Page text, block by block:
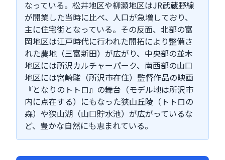
なっている。松井地区や柳瀬地区はJR武蔵野線
が開業した当時に比べ、人口が急増しており、
主に住宅街となっている。その反面、北部の富
岡地区は江戸時代に行われた開拓により整備さ
れた農地（三富新田）が広がり、中央部の並木
地区には所沢カルチャーパーク、南西部の山口
地区には宮崎駿（所沢市在住）監督作品の映画
『となりのトトロ』の舞台（モデル地は所沢市
内に点在する）にもなった狭山丘陵（トトロの
森）や狭山湖（山口貯水池）が広がっているな
ど、豊かな自然にも恵まれている。